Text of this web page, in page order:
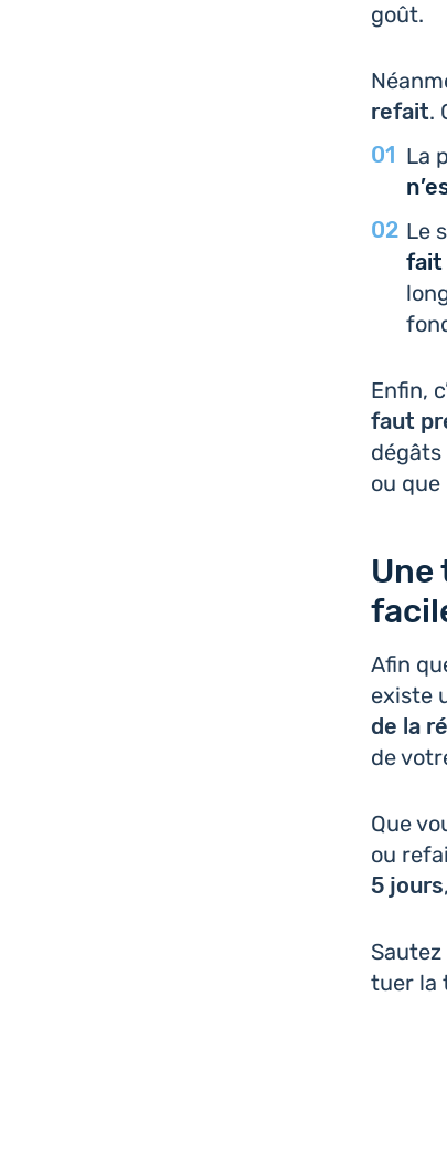
goût.
refait.
La
Le
fait
Enfin,
faut
ou
Une
Afin
existe
de la
de
Que
ou
5 jours
tuer la